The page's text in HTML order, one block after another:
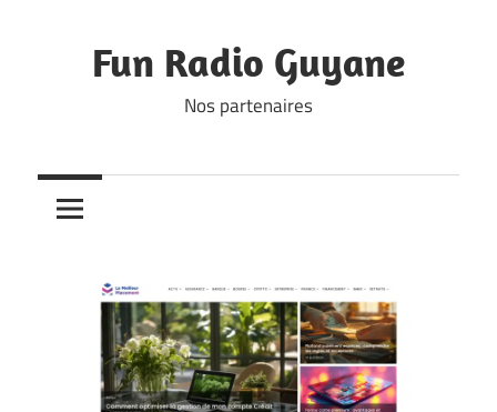
contentFun Radio Guyane
Nos partenaires